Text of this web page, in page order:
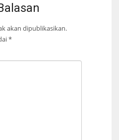
akan dipublikasikan.
*